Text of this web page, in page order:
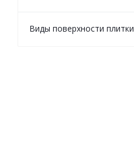
Виды поверхности плитки